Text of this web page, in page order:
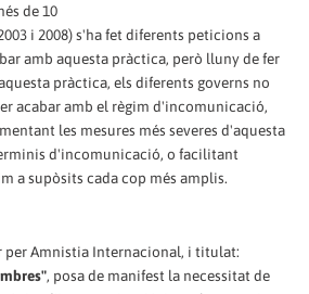
de 10
i 2008) s'ha fet diferents peticions a
amb aquesta pràctica, però lluny de fer
pràctica, els diferents governs no
acabar amb el règim d'incomunicació,
les mesures més severes d'aquesta
d'incomunicació, o facilitant
a supòsits cada cop més amplis.
per Amnistia Internacional, i titulat:
, posa de manifest la necessitat de